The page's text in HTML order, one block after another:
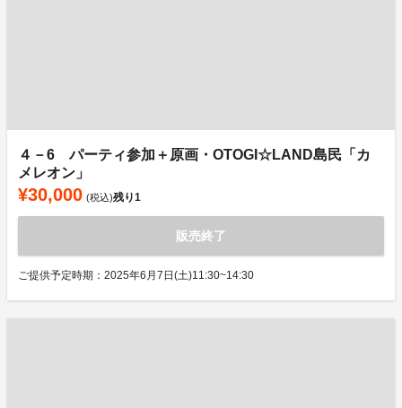
４－6 パーティ参加＋原画・OTOGI☆LAND島民「カ
メレオン」
¥30,000 (税込)残り1
販売終了
ご提供予定時期：2025年6月7日(土)11:30~14:30